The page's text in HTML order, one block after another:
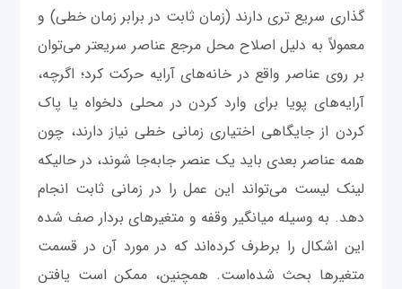
گذاری سریع تری دارند (زمان ثابت در برابر زمان خطی) و
معمولاً به دلیل اصلاح محل مرجع عناصر سریعتر می‌توان
بر روی عناصر واقع در خانه‌های آرایه حرکت کرد؛ اگرچه،
آرایه‌های پویا برای وارد کردن در محلی دلخواه یا پاک
کردن از جایگاهی اختیاری زمانی خطی نیاز دارند، چون
همه عناصر بعدی باید یک عنصر جابه‌جا شوند، در حالیکه
لینک لیست می‌تواند این عمل را در زمانی ثابت انجام
دهد. به وسیله میانگیر وقفه و متغیرهای بردار صف شده
این اشکال را برطرف کرده‌اند که در مورد آن در قسمت
متغیرها بحث شده‌است. همچنین، ممکن است یافتن